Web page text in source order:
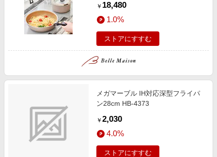
セット 【IH/ガス火対応】
￥ 18,480
1.0%
ストアにすすむ
メガマーブル IH対応深型フライパ
ン28cm HB-4373
￥ 2,030
4.0%
ストアにすすむ